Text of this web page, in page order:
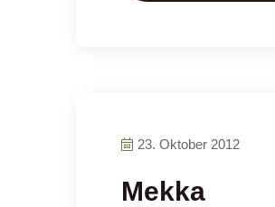
23. Oktober 2012
Mekka